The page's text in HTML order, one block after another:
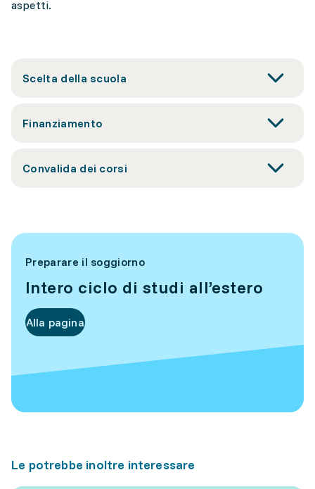
aspetti.
Scelta della scuola
Finanziamento
Convalida dei corsi
Preparare il soggiorno
Intero ciclo di studi all’estero
Alla pagina
Le potrebbe inoltre interessare